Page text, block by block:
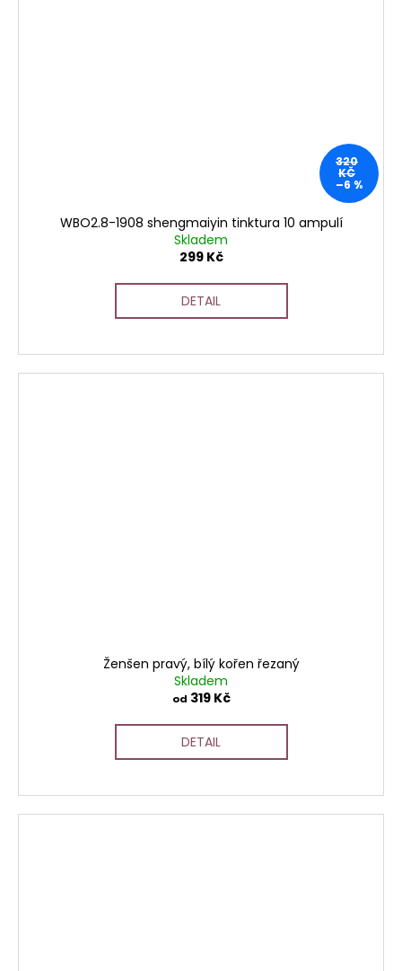
320
KČ
–6 %
WBO2.8-1908 shengmaiyin tinktura 10 ampulí
Skladem
299 Kč
DETAIL
Ženšen pravý, bílý kořen řezaný
Skladem
od 319 Kč
DETAIL